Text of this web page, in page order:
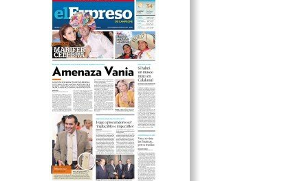
PIDEN A RUSIA NO AYUDAR A
SIRIA
CERCA DE 20 MILLONES DE
DESEMPLEADOS: UE
MCCONAUGHEY CASI PIERDE LA
VISTA
RUSIA VENDERÁ 10 MIG A SIRIA
PROTESTAS INVADEN CALLES
DE ALEMANIA
IVONNE SOTO PRESENTA